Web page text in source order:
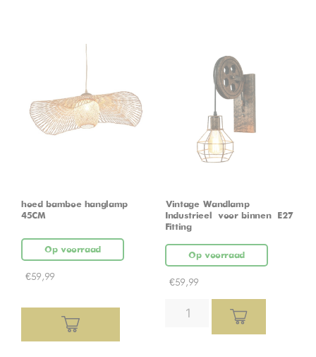
hoed bamboe hanglamp
45CM
Op voorraad
€59,99
Vintage Wandlamp –
Industrieel – voor binnen – E27
Fitting
Op voorraad
€59,99